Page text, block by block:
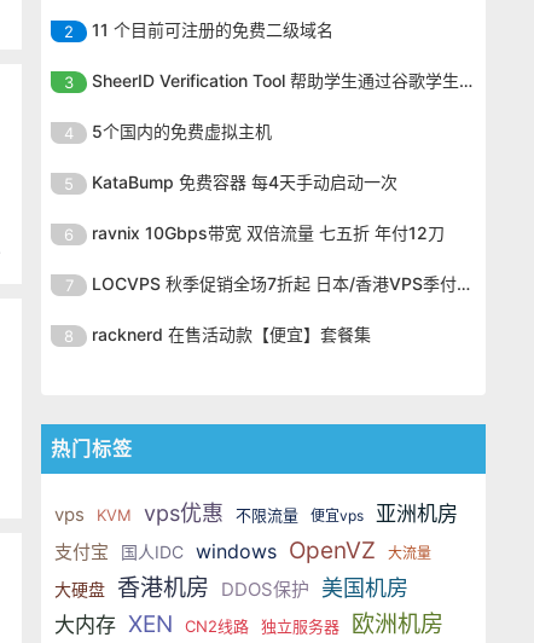
OpenVZ 架构的产品，分别开设在
不同平台，其中 XEN 架构采用
Xensystem 管理面板，支持
期间主机商发布了新的优惠，最低
2 11 个目前可注册的免费二级域名
Hostshare(主机分享组织)是成立于
2008年的以主打廉价优质主机为目
的 IDC 组织，提供基于 XEN 和
不同平台，其中 XEN 架构采用
windows 或者 linux 系统。双十一
期间主机商发布了新的优惠，最低
3 SheerID Verification Tool 帮助学生通过谷歌学生计划免费获得 Gemini Advanced
Hostshare(主机分享组织)是成立于
2008年的以主打廉价优质主机为目
的 IDC 组织，提供基于 XEN 和
不同平台，其中 XEN 架构采用
windows 或者 linux 系统。双十一
期间主机商发布了新的优惠，最低
4 5个国内的免费虚拟主机
Hostshare(主机分享组织)是成立于
2008年的以主打廉价优质主机为目
的 IDC 组织，提供基于 XEN 和
不同平台，其中 XEN 架构采用
windows 或者 linux 系统。双十一
5 KataBump 免费容器 每4天手动启动一次
Hostshare(主机分享组织)是成立于
2008年的以主打廉价优质主机为目
的 IDC 组织，提供基于 XEN 和
不同平台，其中 XEN 架构采用
期间主机商发布了新的优惠，最低
6 ravnix 10Gbps带宽 双倍流量 七五折 年付12刀
Hostshare(主机分享组织)是成立于
2008年的以主打廉价优质主机为目
的 IDC 组织，提供基于 XEN 和
Xensystem 管理面板，支持
期间主机商发布了新的优惠，最低
款
7 LOCVPS 秋季促销全场7折起 日本/香港VPS季付63元
Hostshare(主机分享组织)是成立于
2008年的以主打廉价优质主机为目
Xensystem 管理面板，支持
windows 或者 linux 系统。双十一
期间主机商发布了新的优惠，最低
款
8 racknerd 在售活动款【便宜】套餐集
的 IDC 组织，提供基于 XEN 和
Xensystem 管理面板，支持
windows 或者 linux 系统。双十一
期间主机商发布了新的优惠，最低
热门标签
vps KVM vps优惠 不限流量 便宜vps 亚洲机房
支付宝 国人IDC windows OpenVZ 大流量
大硬盘 香港机房 DDOS保护 美国机房
大内存 XEN CN2线路 独立服务器 欧洲机房